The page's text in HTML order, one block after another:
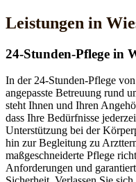
Leistungen in
24-Stunden-Pflege in
In der 24-Stunden-Pflege
angepasste Betreuung rund
steht Ihnen und Ihren
dass Ihre Bedürfnisse
Unterstützung bei der
hin zur Begleitung zu
maßgeschneiderte Pflege
Anforderungen und